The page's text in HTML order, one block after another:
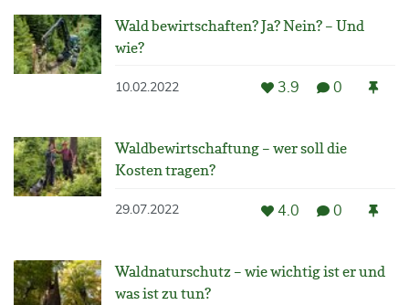
Wald bewirtschaften? Ja? Nein? – Und
wie?
10.02.2022 3.9 0
Waldbewirtschaftung – wer soll die
Kosten tragen?
29.07.2022 4.0 0
Waldnaturschutz – wie wichtig ist er und
was ist zu tun?